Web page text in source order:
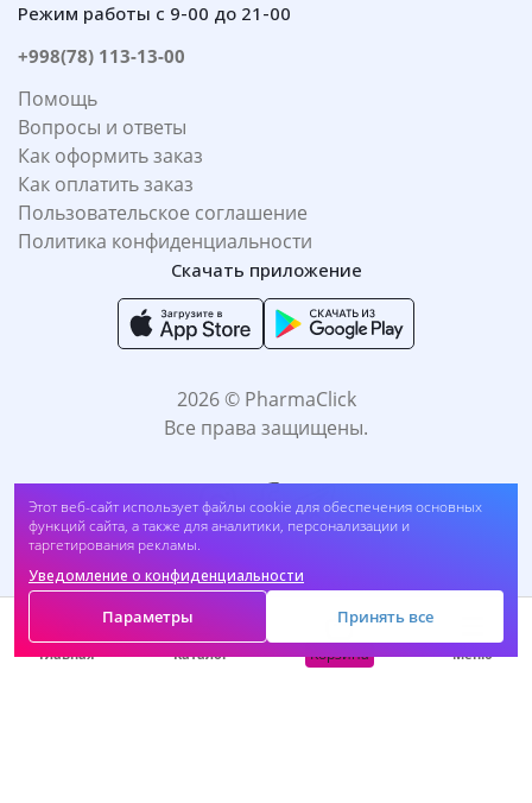
Этот веб-сайт использует файлы cookie для обеспечения основных
функций сайта, а также для аналитики, персонализации и
таргетирования рекламы.
Уведомление о конфиденциальности
Параметры Принять все
Режим работы с 9-00 до 21-00
+998(78) 113-13-00
Помощь
Вопросы и ответы
Как оформить заказ
Как оплатить заказ
Пользовательское соглашение
Политика конфиденциальности
Скачать приложение
2026 © PharmaClick
Все права защищены.
Принимаем к оплате:
Главная Каталог Корзина Меню